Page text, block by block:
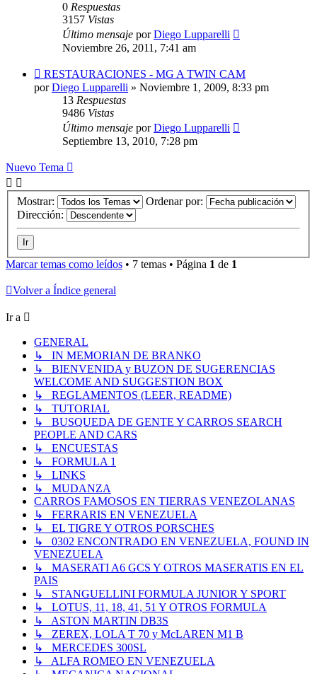
0 Respuestas
3157 Vistas
Último mensaje porDiego Lupparelli
Noviembre 26, 2011, 7:41 am
RESTAURACIONES - MG A TWIN CAM
porDiego Lupparelli » Noviembre 1, 2009, 8:33 pm
13 Respuestas
9486 Vistas
Último mensaje porDiego Lupparelli
Septiembre 13, 2010, 7:28 pm
Nuevo Tema
Mostrar:
Ordenar por:
Dirección:
Marcar temas como leídos • 7 temas • Página 1 de 1
Volver a Índice general
Ir a
GENERAL
↳ IN MEMORIAN DE BRANKO
↳ BIENVENIDA y BUZON DE SUGERENCIAS
WELCOME AND SUGGESTION BOX
↳ REGLAMENTOS (LEER, README)
↳ TUTORIAL
↳ BUSQUEDA DE GENTE Y CARROS SEARCH
PEOPLE AND CARS
↳ ENCUESTAS
↳ FORMULA 1
↳ LINKS
↳ MUDANZA
CARROS FAMOSOS EN TIERRAS VENEZOLANAS
↳ FERRARIS EN VENEZUELA
↳ EL TIGRE Y OTROS PORSCHES
↳ 0302 ENCONTRADO EN VENEZUELA, FOUND IN
VENEZUELA
↳ MASERATI A6 GCS Y OTROS MASERATIS EN EL
PAIS
↳ STANGUELLINI FORMULA JUNIOR Y SPORT
↳ LOTUS, 11, 18, 41, 51 Y OTROS FORMULA
↳ ASTON MARTIN DB3S
↳ ZEREX, LOLA T 70 y McLAREN M1 B
↳ MERCEDES 300SL
↳ ALFA ROMEO EN VENEZUELA